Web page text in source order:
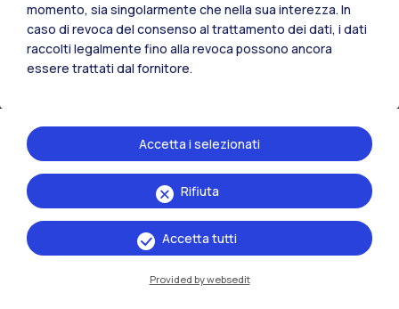
IT EN
Sedi
Milano Bovisa
Cremona
Lecco
Mantova
momento, sia singolarmente che nella sua interezza. In
caso di revoca del consenso al trattamento dei dati, i dati
raccolti legalmente fino alla revoca possono ancora
essere trattati dal fornitore.
Rifiuta
Accetta i selezionati
Accetta tutti
Provided by websedit